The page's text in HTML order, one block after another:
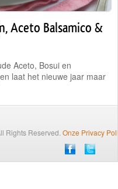
Aceto Balsamico &
Aceto, Bosui en
laat het nieuwe jaar maar
Rights Reserved. Onze Privacy